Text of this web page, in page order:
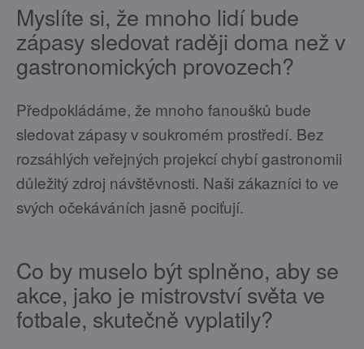
Myslíte si, že mnoho lidí bude
zápasy sledovat raději doma než v
gastronomických provozech?
Předpokládáme, že mnoho fanoušků bude
sledovat zápasy v soukromém prostředí. Bez
rozsáhlých veřejných projekcí chybí gastronomii
důležitý zdroj návštěvnosti. Naši zákazníci to ve
svých očekáváních jasně pociťují.
Co by muselo být splněno, aby se
akce, jako je mistrovství světa ve
fotbale, skutečně vyplatily?